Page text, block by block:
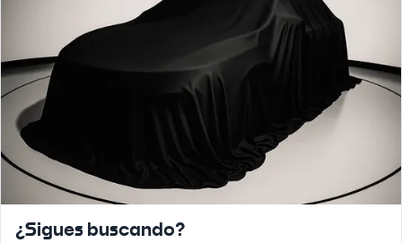
¿Sigues buscando?